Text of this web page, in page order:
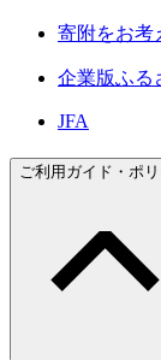
寄附をお考
企業版ふる
JFA
ご利用ガイド・ポ